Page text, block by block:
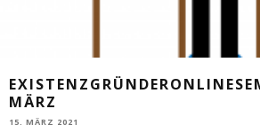
MÄRZ
15. MÄRZ 2021